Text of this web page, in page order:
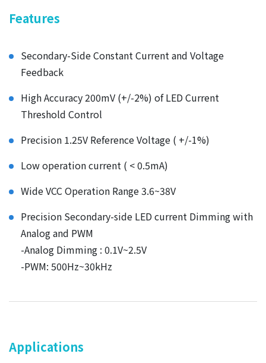
Features
Secondary-Side Constant Current and Voltage
Feedback
High Accuracy 200mV (+/-2%) of LED Current
Threshold Control
Precision 1.25V Reference Voltage ( +/-1%)
Low operation current ( < 0.5mA)
Wide VCC Operation Range 3.6~38V
Precision Secondary-side LED current Dimming with
Analog and PWM
-Analog Dimming : 0.1V~2.5V
-PWM: 500Hz~30kHz
Applications